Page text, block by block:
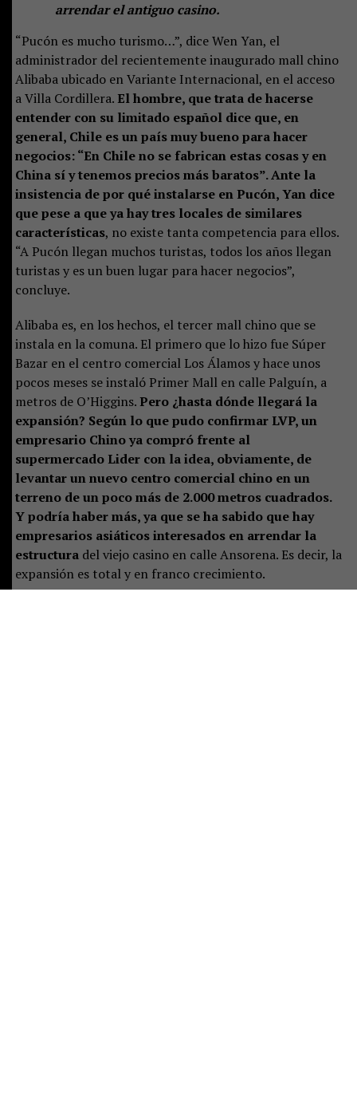
arrendar el antiguo casino.
“Pucón es mucho turismo…”, dice Wen Yan, el
administrador del recientemente inaugurado mall chino
Alibaba ubicado en Variante Internacional, en el acceso
a Villa Cordillera. El hombre, que trata de hacerse
entender con su limitado español dice que, en
general, Chile es un país muy bueno para hacer
negocios: “En Chile no se fabrican estas cosas y en
China sí y tenemos precios más baratos”. Ante la
insistencia de por qué instalarse en Pucón, Yan dice
que pese a que ya hay tres locales de similares
características, no existe tanta competencia para ellos.
“A Pucón llegan muchos turistas, todos los años llegan
turistas y es un buen lugar para hacer negocios”,
concluye.
Alibaba es, en los hechos, el tercer mall chino que se
instala en la comuna. El primero que lo hizo fue Súper
Bazar en el centro comercial Los Álamos y hace unos
pocos meses se instaló Primer Mall en calle Palguín, a
metros de O’Higgins. Pero ¿hasta dónde llegará la
expansión? Según lo que pudo confirmar LVP, un
empresario Chino ya compró frente al
supermercado Lider con la idea, obviamente, de
levantar un nuevo centro comercial chino en un
terreno de un poco más de 2.000 metros cuadrados.
Y podría haber más, ya que se ha sabido que hay
empresarios asiáticos interesados en arrendar la
estructura del viejo casino en calle Ansorena. Es decir, la
expansión es total y en franco crecimiento.